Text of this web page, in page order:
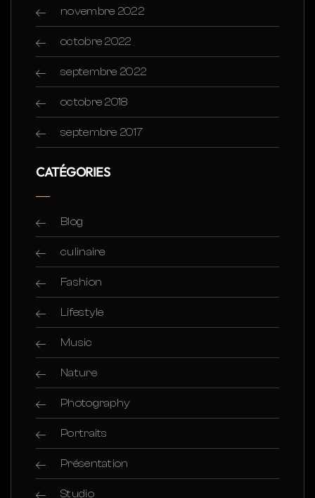
novembre 2022
octobre 2022
septembre 2022
octobre 2018
septembre 2017
CATÉGORIES
Blog
culinaire
Fashion
Lifestyle
Music
Nature
Photography
Portraits
Présentation
Studio